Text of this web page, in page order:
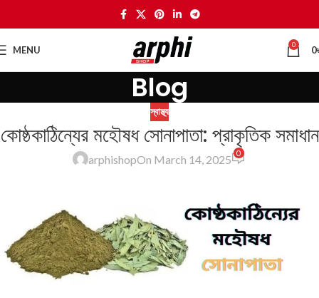
MENU 0 0
Blog
স্বাস্থ্য
কোষ্ঠকাঠিন্যের মহৌষধ সোনাপাতা: প্রাকৃতিক সমাধান
arphishopOn March 14, 2025 0